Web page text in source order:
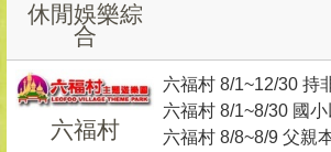
休閒娛樂綜
合
六福村
六福村 8/1~12/30 持
留證)之旅客，享優惠
六福村 8/1~8/30 國
須同時出示本人有效
六福村 8/8~8/9 父親